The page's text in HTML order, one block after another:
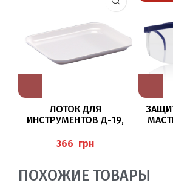
ЛОТОК ДЛЯ
ИНСТРУМЕНТОВ Д-19,
(ABLAGETABLETT), BAEHR
грн
MIT
ПОХОЖИЕ ТОВАРЫ